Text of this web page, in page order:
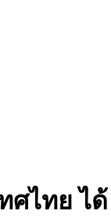
ศไทย ได้